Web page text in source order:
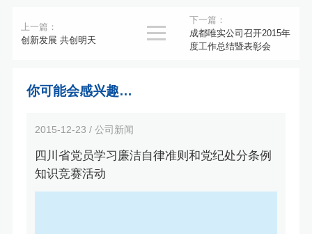
上一篇：
创新发展 共创明天
下一篇：
成都唯实公司召开2015年
度工作总结暨表彰会

你可能会感兴趣…
2015-12-23 / 公司新闻
四川省党员学习廉洁自律准则和党纪处分条例
知识竞赛活动